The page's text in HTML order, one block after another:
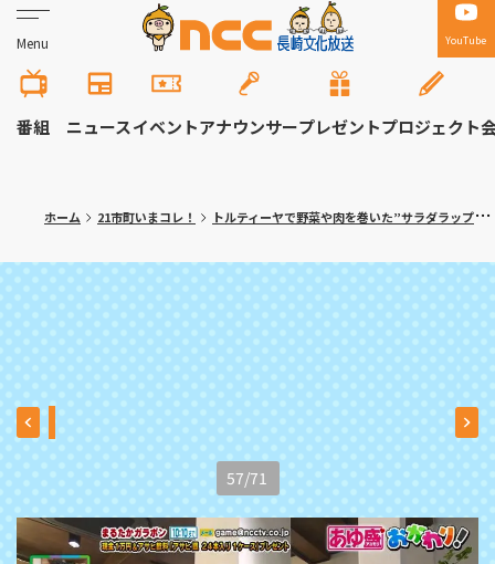
Menu YouTube
番組 ニュースイベントアナウンサープレゼントプロジェクト
ホーム 21市町いまコレ！ トルティーヤで野菜や肉を巻いた”サラダラップ”専門店！大村市「ロールン」
57/71